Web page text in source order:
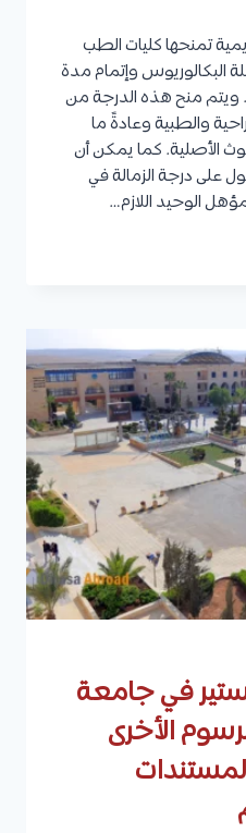
تمنحها كليات الطب
البكالوريوس وإتمام مدة
ويتم منح هذه الدرجة من
والطبية وعادةً ما
الأصلية. كما يمكن أن
على درجة الزمالة في
الوحيد اللازم…
في جامعة
الأخرى